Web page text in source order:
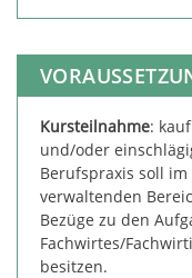
Kursteilnahme:
und/oder
Berufspraxis soll
verwaltenden
Bezüge zu den
Fachwirtes/
besitzen.